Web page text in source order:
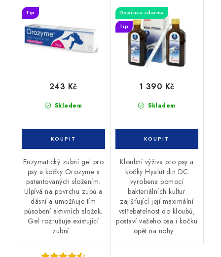
Tip
Skladem
243 Kč
Enzymatický zubní gel pro
psy a kočky Orozyme s
patentovaných složením.
Ulpívá na povrchu zubů a
dásní a umožňuje tím
působení aktivních složek.
Gel rozrušuje existující
zubní...
Doprava zdarma
Tip
Skladem
1 390 Kč
Kloubní výživa pro psy a
kočky Hyalutidin DC
vyrobena pomocí
bakteriálních kultur
zajišťující její maximální
vstřebatelnost do kloubů,
postaví vašeho psa i kočku
opět na nohy....